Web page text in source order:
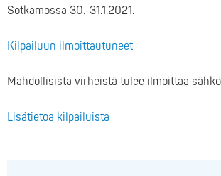
Sotkamossa 30.-31.1.2021.
Kilpailuun ilmoittautuneet
Mahdollisista virheistä tulee ilmoittaa
Lisätietoa kilpailuista